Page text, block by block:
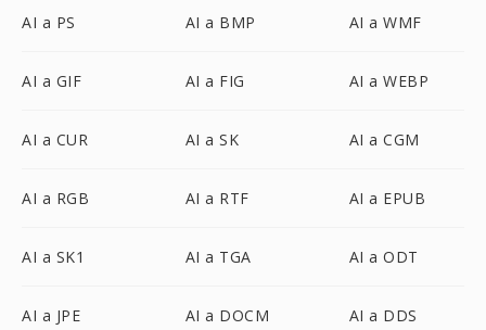
AI a PS AI a BMP AI a WMF
AI a GIF AI a FIG AI a WEBP
AI a CUR AI a SK AI a CGM
AI a RGB AI a RTF AI a EPUB
AI a SK1 AI a TGA AI a ODT
AI a JPE AI a DOCM AI a DDS